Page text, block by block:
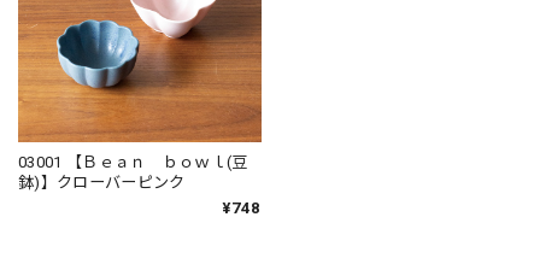
03001 【Ｂｅａｎ ｂｏｗｌ(豆
鉢)】クローバーピンク
¥748